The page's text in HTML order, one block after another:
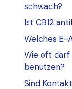
schwach?
Ist CB12
Welches E-
Wie oft darf
benutzen?
Sind